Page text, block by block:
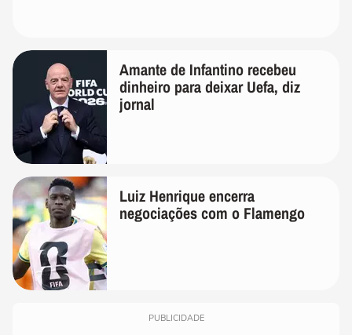
Amante de Infantino recebeu
dinheiro para deixar Uefa, diz
jornal
Luiz Henrique encerra
negociações com o Flamengo
PUBLICIDADE